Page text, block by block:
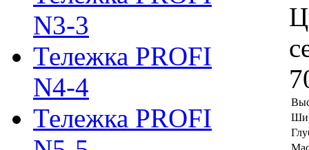
N3-3
Тележка PROFI
N4-4
Тележка PROFI